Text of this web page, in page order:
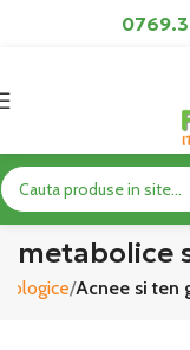
Acnee si
metabolice
Acnee si ten